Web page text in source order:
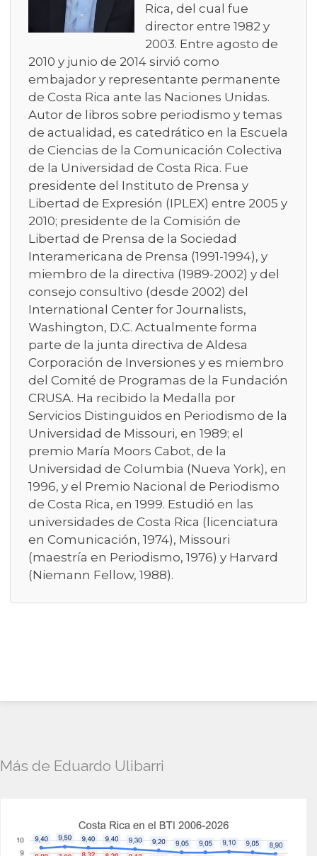
Rica, del cual fue
director entre 1982 y
2003. Entre agosto de
2010 y junio de 2014 sirvió como
embajador y representante permanente
de Costa Rica ante las Naciones Unidas.
Autor de libros sobre periodismo y temas
de actualidad, es catedrático en la Escuela
de Ciencias de la Comunicación Colectiva
de la Universidad de Costa Rica. Fue
presidente del Instituto de Prensa y
Libertad de Expresión (IPLEX) entre 2005 y
2010; presidente de la Comisión de
Libertad de Prensa de la Sociedad
Interamericana de Prensa (1991-1994), y
miembro de la directiva (1989-2002) y del
consejo consultivo (desde 2002) del
International Center for Journalists,
Washington, D.C. Actualmente forma
parte de la junta directiva de Aldesa
Corporación de Inversiones y es miembro
del Comité de Programas de la Fundación
CRUSA. Ha recibido la Medalla por
Servicios Distinguidos en Periodismo de la
Universidad de Missouri, en 1989; el
premio María Moors Cabot, de la
Universidad de Columbia (Nueva York), en
1996, y el Premio Nacional de Periodismo
de Costa Rica, en 1999. Estudió en las
universidades de Costa Rica (licenciatura
en Comunicación, 1974), Missouri
(maestría en Periodismo, 1976) y Harvard
(Niemann Fellow, 1988).
Más de Eduardo Ulibarri